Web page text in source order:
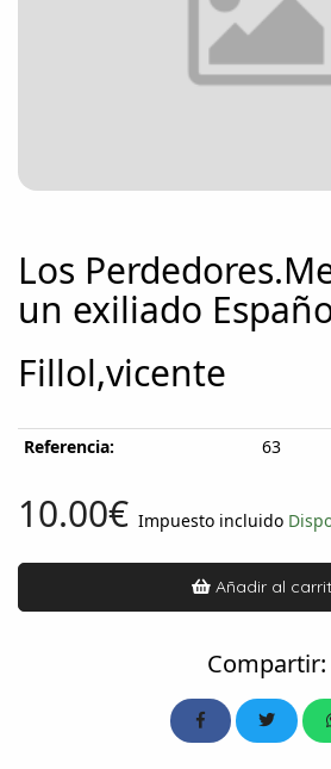
Los
un exiliado
Fillol,vicente
Referencia: 63
10.00€ Impuesto incluido
Añadir al
Compartir: